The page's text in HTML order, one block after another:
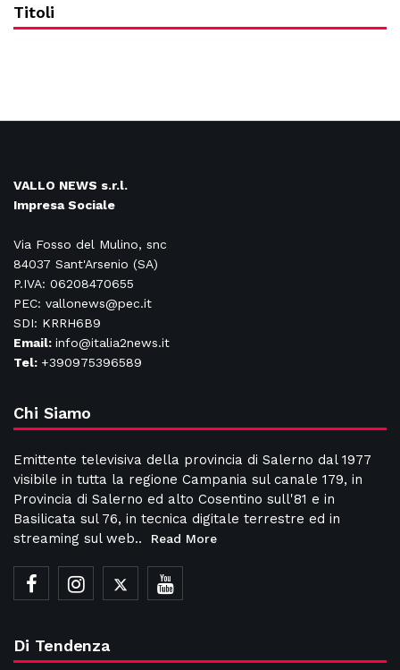
Titoli
VALLO NEWS s.r.l.
Impresa Sociale
Via Fosso del Mulino, snc
84037 Sant'Arsenio (SA)
P.IVA: 06208470655
PEC: vallonews@pec.it
SDI: KRRH6B9
Email: info@italia2news.it
Tel: +390975396589
Chi Siamo
Emittente televisiva della provincia di Salerno dal 1977
visibile in tutta la regione Campania sul canale 179, in
Provincia di Salerno ed alto Cosentino sull'81 e in
Basilicata sul 76, in tecnica digitale terrestre ed in
streaming sul web..
Read More
Di Tendenza